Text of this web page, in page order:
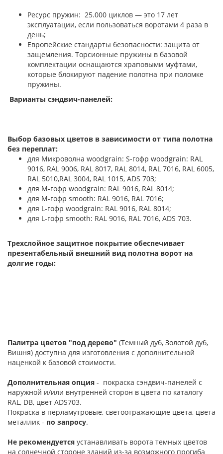
Ресурс пружин: 25.000 циклов — это 17 лет
эксплуатации, если пользоваться воротами 4 раза в
день;
Европейские стандарты безопасности: защита от
защемления. Торсионные пружины в базовой
комплектации оснащаются храповыми муфтами,
которые блокируют падение полотна при поломке
пружины.
Варианты сэндвич-панелей:
Выбор базовых цветов в зависимости от типа полотна
без переплат:
для Микроволна woodgrain: S-гофр woodgrain: RAL
9016, RAL 9006, RAL 8017, RAL 8014, RAL 7016, RAL 6005,
RAL 5010,RAL 3004, RAL 1015, ADS 703;
для М-гофр woodgrain: RAL 9016, RAL 8014;
для М-гофр smooth: RAL 9016, RAL 7016;
для L-гофр woodgrain: RAL 9016, RAL 8014;
для L-гофр smooth: RAL 9016, RAL 7016, ADS 703.
Трехслойное защитное покрытие обеспечивает
презентабельный внешний вид полотна ворот на
долгие годы:
Палитра цветов "под дерево" (Темный дуб, Золотой дуб,
Вишня) доступна для изготовления с дополнительной
наценкой к базовой стоимости.
Дополнительная опция - покраска сэндвич-панелей с
наружной и/или внутренней сторон в цвета по каталогу
RAL, DB, цвет ADS703.
Покраска в перламутровые, светоотражающие цвета, цвета
металлик - по запросу.
Не рекомендуется устанавливать ворота темных цветов
на солнечной стороне зданий из-за возможного прогиба